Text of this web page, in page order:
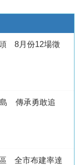
8月份12場徵
島 傳承勇敢追
全市布建率達